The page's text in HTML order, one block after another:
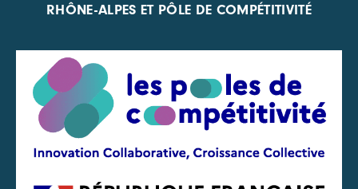
RHÔNE-ALPES ET PÔLE DE COMPÉTITIVITÉ